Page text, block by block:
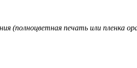
(полноцветная печать или пленка